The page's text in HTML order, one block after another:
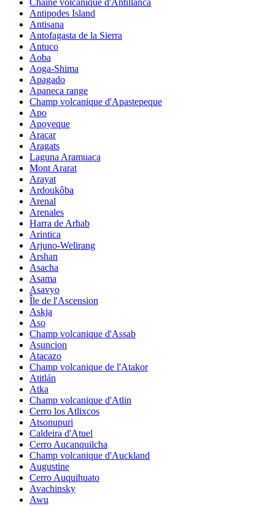
Antipodes Island
Antisana
Antofagasta de la Sierra
Antuco
Aoba
Aoga-Shima
Apagado
Apaneca range
Champ volcanique d'Apastepeque
Apo
Apoyeque
Aracar
Aragats
Laguna Aramuaca
Mont Ararat
Arayat
Ardoukôba
Arenal
Arenales
Harra de Arhab
Arintica
Arjuno-Welirang
Arshan
Asacha
Asama
Asavyo
Île de l'Ascension
Askja
Aso
Champ volcanique d'Assab
Asuncion
Atacazo
Champ volcanique de l'Atakor
Atitlán
Atka
Champ volcanique d'Atlin
Cerro los Atlixcos
Atsonupuri
Caldeira d'Atuel
Cerro Aucanquilcha
Champ volcanique d'Auckland
Augustine
Cerro Auquihuato
Avachinsky
Awu